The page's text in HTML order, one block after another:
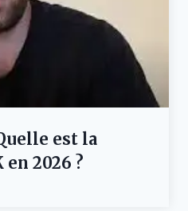
est la
2026 ?